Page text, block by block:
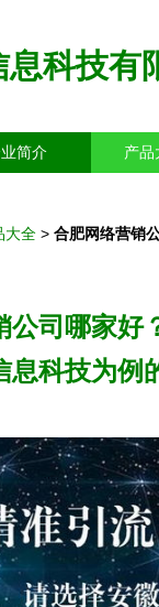
科技有
简介 产品
大全 > 合肥网络营销
公司哪家
息科技为例